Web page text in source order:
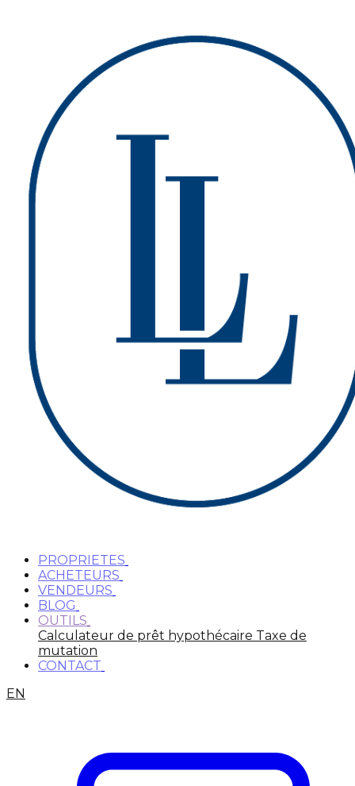
PROPRIETES
ACHETEURS
VENDEURS
BLOG
OUTILS
Calculateur de prêt hypothécaire Taxe de
mutation
CONTACT
EN